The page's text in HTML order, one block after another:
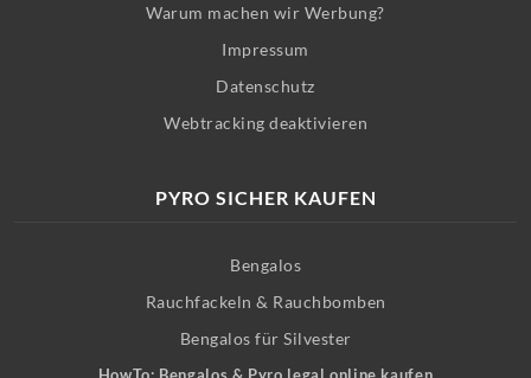
Warum machen wir Werbung?
Impressum
Datenschutz
Webtracking deaktivieren
PYRO SICHER KAUFEN
Bengalos
Rauchfackeln & Rauchbomben
Bengalos für Silvester